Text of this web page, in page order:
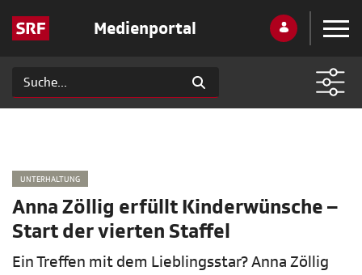
Medienportal
UNTERHALTUNG
Anna Zöllig erfüllt Kinderwünsche –
Start der vierten Staffel
Ein Treffen mit dem Lieblingsstar? Anna Zöllig